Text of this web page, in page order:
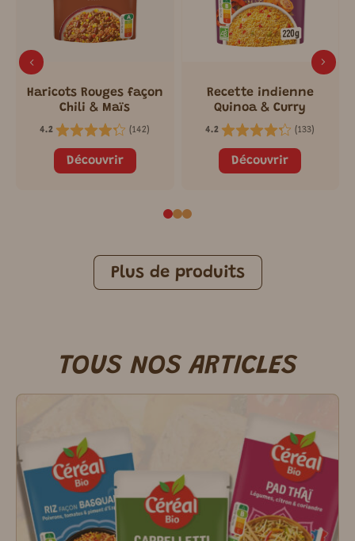
Haricots Rouges façon
Chili & Maïs
4.2 (142)
Découvrir
Recette indienne
Quinoa & Curry
4.2 (133)
Découvrir
Plus de produits
TOUS NOS ARTICLES